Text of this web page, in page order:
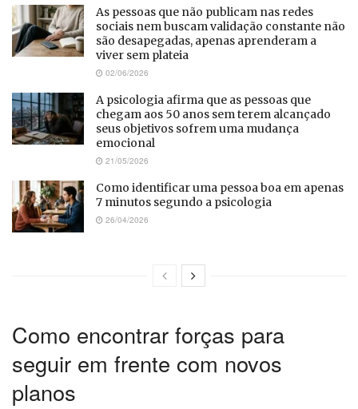
As pessoas que não publicam nas redes
sociais nem buscam validação constante não
são desapegadas, apenas aprenderam a
viver sem plateia
02/06/2026
A psicologia afirma que as pessoas que
chegam aos 50 anos sem terem alcançado
seus objetivos sofrem uma mudança
emocional
21/05/2026
Como identificar uma pessoa boa em apenas
7 minutos segundo a psicologia
26/04/2026
Como encontrar forças para
seguir em frente com novos
planos